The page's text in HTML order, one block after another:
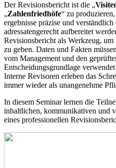
Der Revisionsbericht ist die „
„Zahlenfriedhöfe“ zu
ergebnisse präzise und verständlich
adressatengerecht aufbereitet
Revisionsbericht als Werkzeug,
zu geben. Daten und Fakten
vom Management und den
Entscheidungsgrundlage
Interne Revisoren erleben das
immer wieder als unangenehme
In diesem Seminar lernen die
inhaltlichen, kommunikativen und
eines professionellen